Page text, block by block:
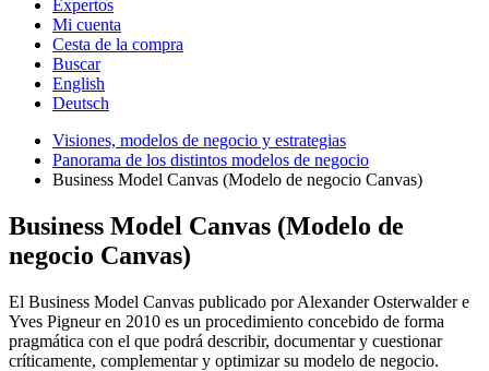
Expertos
Mi cuenta
Cesta de la compra
Buscar
English
Deutsch
Visiones, modelos de negocio y estrategias
Panorama de los distintos modelos de negocio
Business Model Canvas (Modelo de negocio Canvas)
Business Model Canvas (Modelo de
negocio Canvas)
El Business Model Canvas publicado por Alexander Osterwalder e
Yves Pigneur en 2010 es un procedimiento concebido de forma
pragmática con el que podrá describir, documentar y cuestionar
críticamente, complementar y optimizar su modelo de negocio.